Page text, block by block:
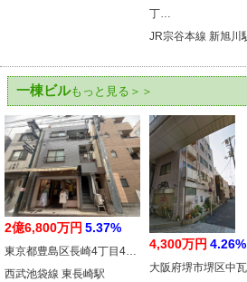
丁…
JR宗谷本線 新旭川
一棟ビルもっと見る＞＞
2億6,800万円 5.37%
東京都豊島区長崎4丁目4…
西武池袋線 東長崎駅
4,300万円 4.26%
大阪府堺市堺区中